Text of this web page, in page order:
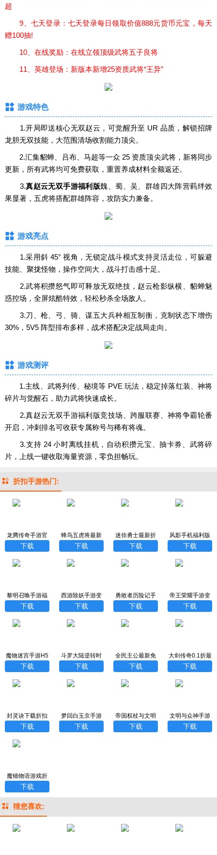
超
9、七天登录：七天登录每日领取价值888元货币元宝，每天
赠100抽!
10、在线奖励：在线立领顶级武将五子良将
11、英雄登场：新版本新增25资质武将“王异”
游戏特色
1.开局即送核心无双赵云，可觉醒升至 UR 品质，解锁招牌
龙胆无双技能，大范围清场收割能力顶尖。
2.汇集貂蝉、吕布、马超等一众 25 资质顶尖武将，新将同步
更新，所有武将均可免费获取，重置养成材料全额返还。
3.真赵云无双手游福利版魏、蜀、吴、群雄四大阵营羁绊效
果显著，五虎将搭配群雄阵容，攻防实力兼备。
游戏亮点
1.采用斜 45° 视角，无锁定战斗模式支持灵活走位，可躲避
技能、聚拢怪物，操作空间大，战斗打击感十足。
2.武将积攒怒气即可释放无双绝技，赵云枪影纵横、貂蝉魅
惑控场，全屏炫酷特效，轻松秒杀全场敌人。
3.刀、枪、弓、骑、谋五大兵种相互制衡，克制状态下增伤
30%，5V5 阵型排布多样，战术搭配决定战局走向。
游戏测评
1.主线、武将列传、秘境等 PVE 玩法，稳定掉落红装、神将
碎片与觉醒石，助力武将快速成长。
2.真赵云无双手游福利版竞技场、跨服联赛、神将争霸轮番
开启，冲刺排名可收获专属称号与稀有将魂。
3.支持 24 小时离线挂机，自动积攒元宝、抽卡券、武将碎
片，上线一键收取海量资源，零负担畅玩。
折扣手游热门:
龙腾传奇手游官
方版
下载
蜂鸟五虎将最新
折扣版
下载
迷你勇士最新折
扣版
下载
风影手机福利版
下载
黎明召唤手游福
利版
下载
西游除妖手游变
态版
下载
勇敢者历险记手
游0.1折版
下载
帝王荣耀手游变
态版
下载
魔物迷宫手游H5
下载
斗罗大陆逆转时
空最新折扣版
下载
全民主公最新免
费版
下载
大剑传奇0.1折最
新版
下载
封灵诀下载折扣
版
下载
梦回白玉京手游
福利版
下载
帝国权杖与文明
手游官方版
下载
文明与众神手游
折扣版
下载
魔镜物语游戏折
扣版
下载
猜您喜欢: